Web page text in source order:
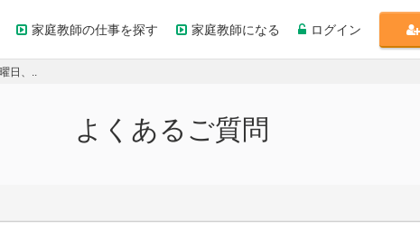
家庭教師の仕事を探す 家庭教師になる ログイン
日、..
よくあるご質問